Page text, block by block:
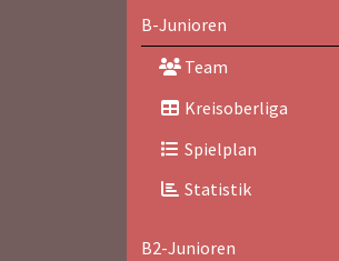
B-Junioren
Team
Kreisoberliga
Spielplan
Statistik
B2-Junioren